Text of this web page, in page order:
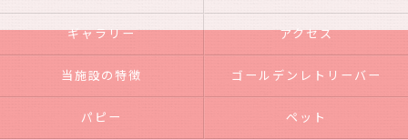
ギャラリー アクセス
当施設の特徴 ゴールデンレトリーバー
パピー ペット